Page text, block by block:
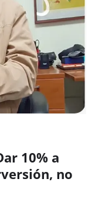
10% a
no